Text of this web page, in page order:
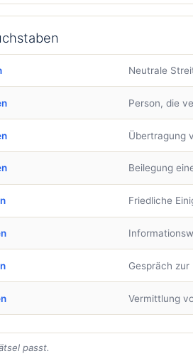
Neutrale
Person, die
Übertragung
Beilegung
Friedliche
Gespräch zur
Vermittlung
passt.